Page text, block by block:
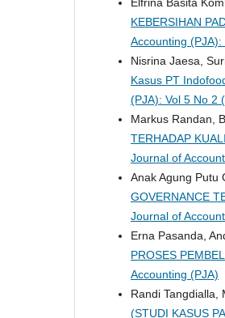
KEBERSIHAN
Accounting
Nisrina Jaesa,
Kasus PT
(PJA): Vol 5 No 2
Markus Randan,
TERHADAP
Journal of
Anak Agung Putu
GOVERNANCE
Journal of
Erna Pasanda,
PROSES
Accounting (PJA)
Randi Tangdialla,
(STUDI KASUS